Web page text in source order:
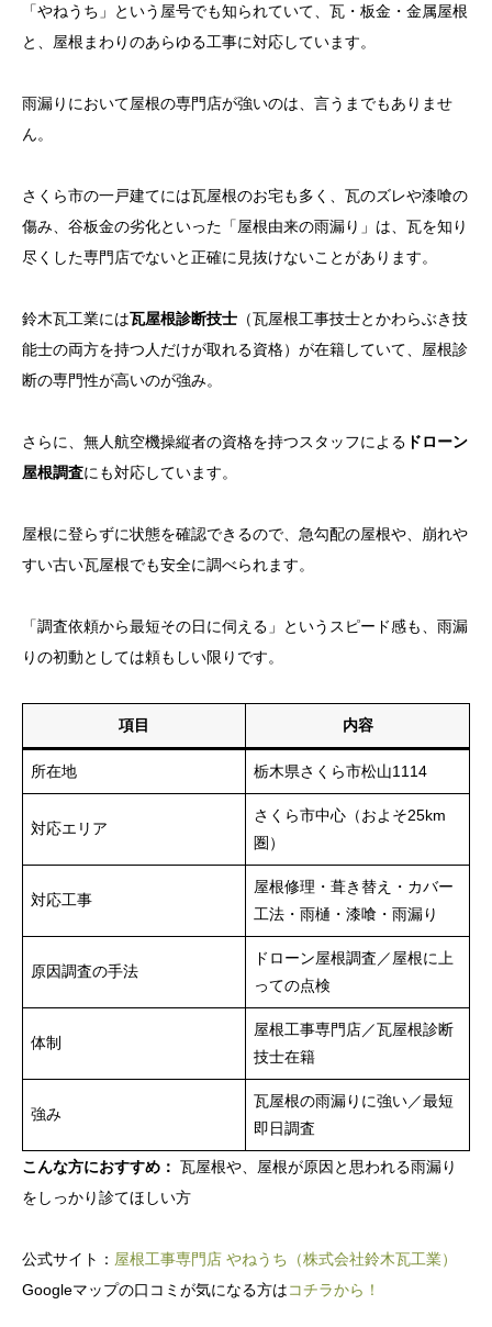
「やねうち」という屋号でも知られていて、瓦・板金・金属屋根
と、屋根まわりのあらゆる工事に対応しています。
雨漏りにおいて屋根の専門店が強いのは、言うまでもありませ
ん。
さくら市の一戸建てには瓦屋根のお宅も多く、瓦のズレや漆喰の
傷み、谷板金の劣化といった「屋根由来の雨漏り」は、瓦を知り
尽くした専門店でないと正確に見抜けないことがあります。
鈴木瓦工業には瓦屋根診断技士 （瓦屋根工事技士とかわらぶき技
能士の両方を持つ人だけが取れる資格）が在籍していて、屋根診
断の専門性が高いのが強み。
さらに、無人航空機操縦者の資格を持つスタッフによる ドローン
屋根調査にも対応しています。
屋根に登らずに状態を確認できるので、急勾配の屋根や、崩れや
すい古い瓦屋根でも安全に調べられます。
「調査依頼から最短その日に伺える」というスピード感も、雨漏
りの初動としては頼もしい限りです。
項目 内容
所在地 栃木県さくら市松山1114
対応エリア
さくら市中心（およそ25km
圏）
対応工事
屋根修理・葺き替え・カバー
工法・雨樋・漆喰・雨漏り
原因調査の手法
ドローン屋根調査／屋根に上
っての点検
体制
屋根工事専門店／瓦屋根診断
技士在籍
強み
瓦屋根の雨漏りに強い／最短
即日調査
こんな方におすすめ： 瓦屋根や、屋根が原因と思われる雨漏り
をしっかり診てほしい方
公式サイト： 屋根工事専門店 やねうち（株式会社鈴木瓦工業）
Googleマップの口コミが気になる方はコチラから！